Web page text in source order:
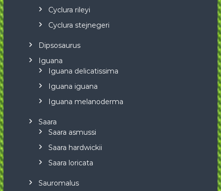
Cyclura rileyi
Cyclura stejnegeri
Dipsosaurus
Iguana
Iguana delicatissima
Iguana iguana
Iguana melanoderma
Saara
Saara asmussi
Saara hardwickii
Saara loricata
Sauromalus